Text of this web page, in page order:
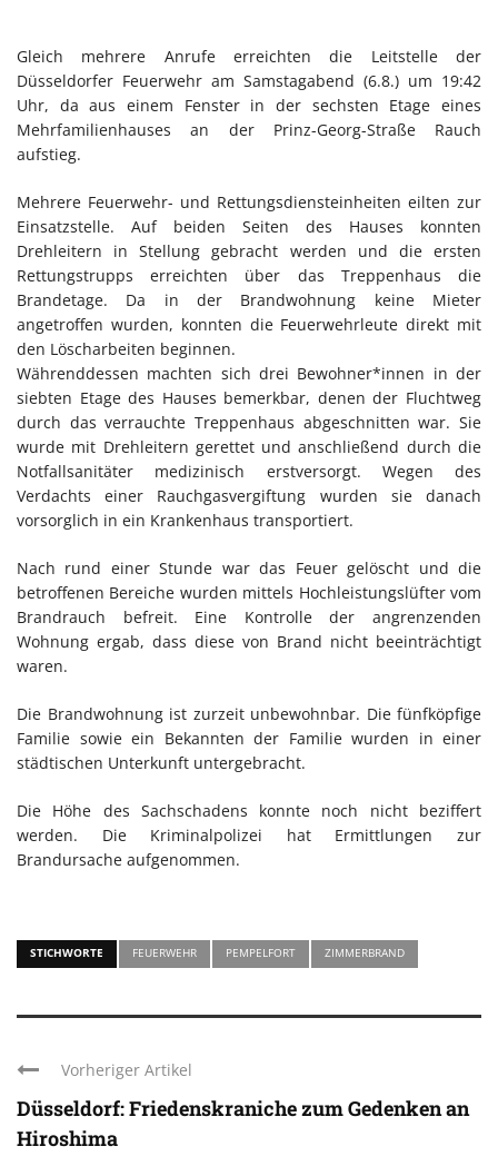
Gleich mehrere Anrufe erreichten die Leitstelle der
Düsseldorfer Feuerwehr am Samstagabend (6.8.) um 19:42
Uhr, da aus einem Fenster in der sechsten Etage eines
Mehrfamilienhauses an der Prinz-Georg-Straße Rauch
aufstieg.
Mehrere Feuerwehr- und Rettungsdiensteinheiten eilten zur
Einsatzstelle. Auf beiden Seiten des Hauses konnten
Drehleitern in Stellung gebracht werden und die ersten
Rettungstrupps erreichten über das Treppenhaus die
Brandetage. Da in der Brandwohnung keine Mieter
angetroffen wurden, konnten die Feuerwehrleute direkt mit
den Löscharbeiten beginnen.
Währenddessen machten sich drei Bewohner*innen in der
siebten Etage des Hauses bemerkbar, denen der Fluchtweg
durch das verrauchte Treppenhaus abgeschnitten war. Sie
wurde mit Drehleitern gerettet und anschließend durch die
Notfallsanitäter medizinisch erstversorgt. Wegen des
Verdachts einer Rauchgasvergiftung wurden sie danach
vorsorglich in ein Krankenhaus transportiert.
Nach rund einer Stunde war das Feuer gelöscht und die
betroffenen Bereiche wurden mittels Hochleistungslüfter vom
Brandrauch befreit. Eine Kontrolle der angrenzenden
Wohnung ergab, dass diese von Brand nicht beeinträchtigt
waren.
Die Brandwohnung ist zurzeit unbewohnbar. Die fünfköpfige
Familie sowie ein Bekannten der Familie wurden in einer
städtischen Unterkunft untergebracht.
Die Höhe des Sachschadens konnte noch nicht beziffert
werden. Die Kriminalpolizei hat Ermittlungen zur
Brandursache aufgenommen.
STICHWORTE FEUERWEHR PEMPELFORT ZIMMERBRAND
Vorheriger Artikel
Düsseldorf: Friedenskraniche zum Gedenken an
Hiroshima